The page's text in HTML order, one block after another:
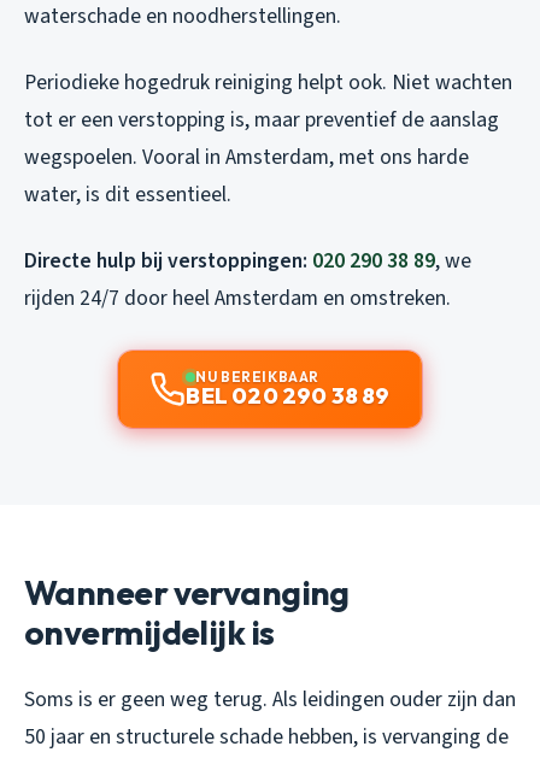
waterschade en noodherstellingen.
Periodieke hogedruk reiniging helpt ook. Niet wachten
tot er een verstopping is, maar preventief de aanslag
wegspoelen. Vooral in Amsterdam, met ons harde
water, is dit essentieel.
Directe hulp bij verstoppingen: 020 290 38 89, we
rijden 24/7 door heel Amsterdam en omstreken.
NU BEREIKBAAR
BEL 020 290 38 89
Wanneer vervanging
onvermijdelijk is
Soms is er geen weg terug. Als leidingen ouder zijn dan
50 jaar en structurele schade hebben, is vervanging de